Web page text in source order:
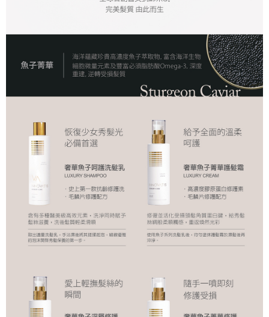
每筆NT$120，滿NT$2,000(含以上)免運費